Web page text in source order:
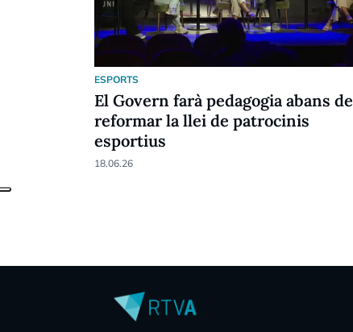
ESPORTS
El Govern farà pedagogia abans de
reformar la llei de patrocinis
esportius
18.06.26